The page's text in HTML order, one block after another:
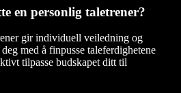
en personlig taletrener?
gir individuell veiledning og
med å finpusse taleferdighetene
tilpasse budskapet ditt til